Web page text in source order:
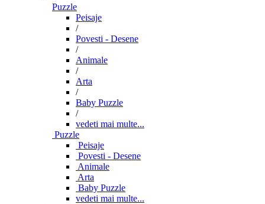
Puzzle
Peisaje
/
Povesti - Desene
/
Animale
/
Arta
/
Baby Puzzle
/
vedeti mai multe...
Puzzle
Peisaje
Povesti - Desene
Animale
Arta
Baby Puzzle
vedeti mai multe...